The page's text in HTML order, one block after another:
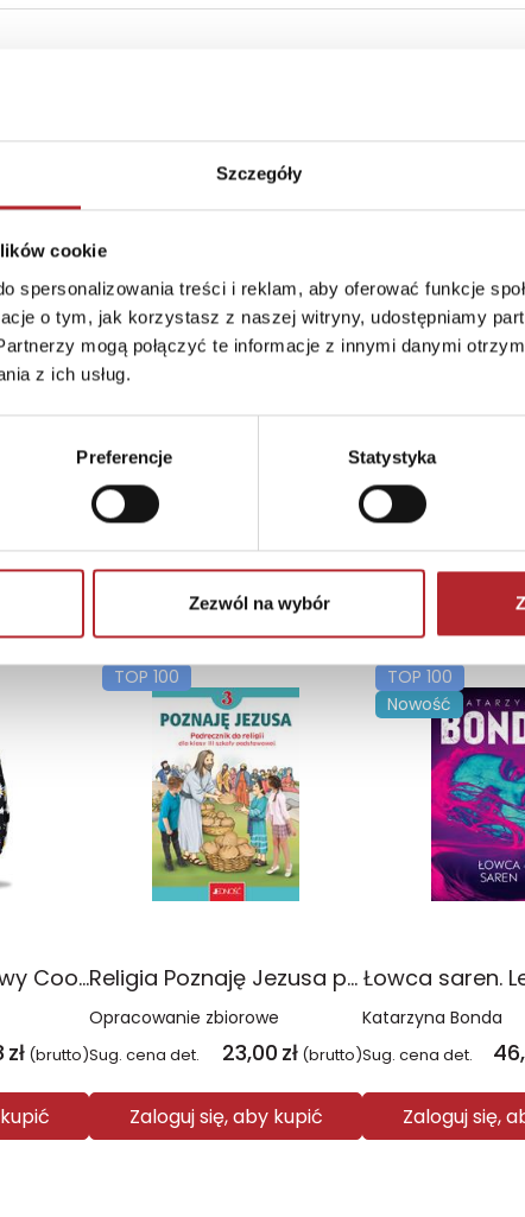
Szczegóły
cookie
spersonalizowania treści i reklam, aby oferować funkcje
o tym, jak korzystasz z naszej witryny, udostępniamy
mogą połączyć te informacje z innymi danymi
z ich usług.
Preferencje Statystyka
Zezwól na wybór
Wiki i przyjaciele. Wielka Trójka. Skąd się biorą Motyle
(brutto)
Katarzyna Kucewicz
Sug. cena det. (brutto)
Zaloguj się, aby kupić
Roger Priddy
Sug. cena det.
Zaloguj się,
Plecak młodzieżowy Coolpack Jerry Daisy Black
zł (brutto)
TOP 100
Religia Poznaję Jezusa podręcznik dla klasy 3 szkoły podstawowej
Opracowanie zbiorowe
Sug. cena det. 23,00 zł (brutto)
Zaloguj się, aby kupić
TOP 100
Nowość
Łowca saren.
Katarzyna Bonda
Sug. cena det.
Zaloguj się,